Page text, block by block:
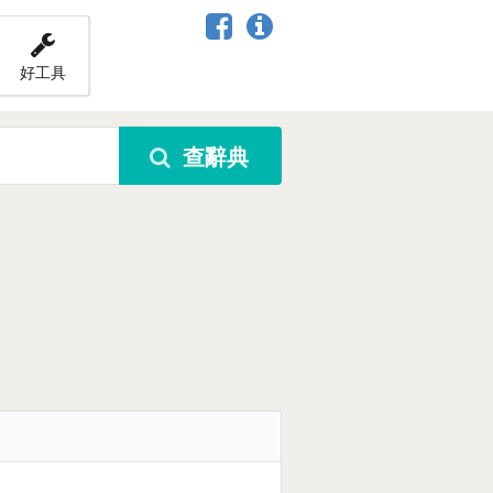
好工具
查辭典